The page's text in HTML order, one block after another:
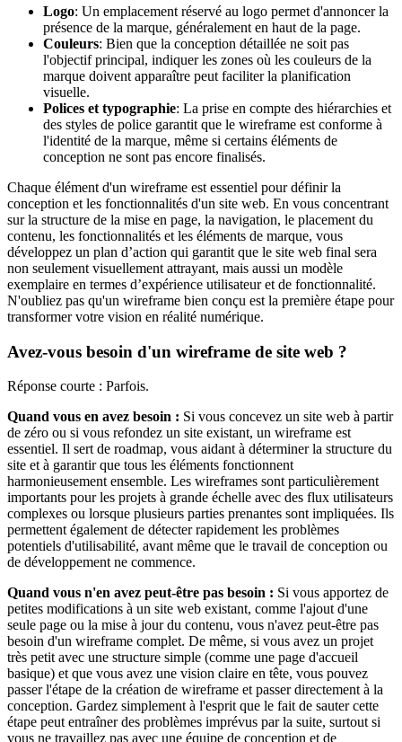
Logo: Un emplacement réservé au logo permet d'annoncer la
présence de la marque, généralement en haut de la page.
Couleurs: Bien que la conception détaillée ne soit pas
l'objectif principal, indiquer les zones où les couleurs de la
marque doivent apparaître peut faciliter la planification
visuelle.
Polices et typographie: La prise en compte des hiérarchies et
des styles de police garantit que le wireframe est conforme à
l'identité de la marque, même si certains éléments de
conception ne sont pas encore finalisés.
Chaque élément d'un wireframe est essentiel pour définir la
conception et les fonctionnalités d'un site web. En vous concentrant
sur la structure de la mise en page, la navigation, le placement du
contenu, les fonctionnalités et les éléments de marque, vous
développez un plan d’action qui garantit que le site web final sera
non seulement visuellement attrayant, mais aussi un modèle
exemplaire en termes d’expérience utilisateur et de fonctionnalité.
N'oubliez pas qu'un wireframe bien conçu est la première étape pour
transformer votre vision en réalité numérique.
Avez-vous besoin d'un wireframe de site web ?
Réponse courte : Parfois.
Quand vous en avez besoin : Si vous concevez un site web à partir
de zéro ou si vous refondez un site existant, un wireframe est
essentiel. Il sert de roadmap, vous aidant à déterminer la structure du
site et à garantir que tous les éléments fonctionnent
harmonieusement ensemble. Les wireframes sont particulièrement
importants pour les projets à grande échelle avec des flux utilisateurs
complexes ou lorsque plusieurs parties prenantes sont impliquées. Ils
permettent également de détecter rapidement les problèmes
potentiels d'utilisabilité, avant même que le travail de conception ou
de développement ne commence.
Quand vous n'en avez peut-être pas besoin : Si vous apportez de
petites modifications à un site web existant, comme l'ajout d'une
seule page ou la mise à jour du contenu, vous n'avez peut-être pas
besoin d'un wireframe complet. De même, si vous avez un projet
très petit avec une structure simple (comme une page d'accueil
basique) et que vous avez une vision claire en tête, vous pouvez
passer l'étape de la création de wireframe et passer directement à la
conception. Gardez simplement à l'esprit que le fait de sauter cette
étape peut entraîner des problèmes imprévus par la suite, surtout si
vous ne travaillez pas avec une équipe de conception et de